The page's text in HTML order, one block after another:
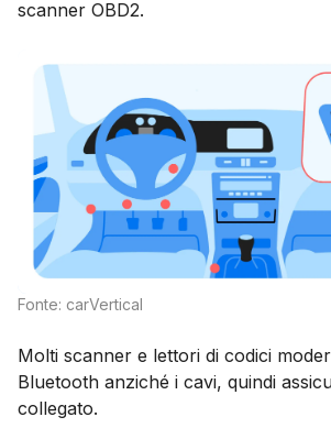
scanner OBD2.
Fonte: carVertical
Molti scanner e lettori di codici
Bluetooth anziché i cavi, quindi
collegato.